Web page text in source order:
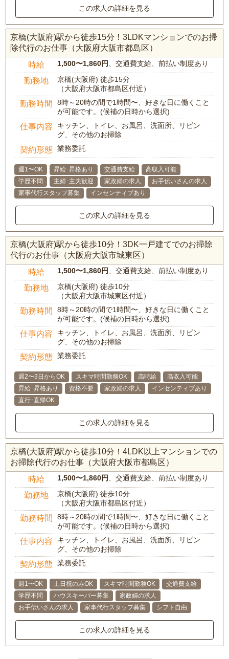
この求人の詳細を見る
京橋(大阪府)駅から徒歩15分！3LDKマンションでのお掃
除代行のお仕事（大阪府大阪市都島区）
時給 1,500〜1,860円 、交通費支給、前払い制度あり
勤務地
京橋(大阪府) 徒歩15分
（大阪府大阪市都島区付近）
勤務時間
8時～20時の間で1時間〜、好きな日に働くこと
が可能です。(候補の日時から選択)
仕事内容
キッチン、トイレ、お風呂、洗面所、リビン
グ、その他のお掃除
契約形態 業務委託
週1〜OK 昇給･昇格あり 交通費支給
高収入可能
学歴不問
主婦･主夫歓迎 家政婦の求人
お手伝いさんの求人
家事代行スタッフ募集
インセンティブあり
この求人の詳細を見る
京橋(大阪府)駅から徒歩10分！3DK一戸建てでのお掃除
代行のお仕事（大阪府大阪市城東区）
時給 1,500〜1,860円 、交通費支給、前払い制度あり
勤務地
京橋(大阪府) 徒歩10分
（大阪府大阪市城東区付近）
勤務時間
8時～20時の間で1時間〜、好きな日に働くこと
が可能です。(候補の日時から選択)
仕事内容
キッチン、トイレ、お風呂、洗面所、リビン
グ、その他のお掃除
契約形態 業務委託
週2〜3日からOK スキマ時間勤務OK 高時給
高収入可能
昇給･昇格あり
資格不要 家政婦の求人
インセンティブあり
直行･直帰OK
この求人の詳細を見る
京橋(大阪府)駅から徒歩10分！4LDK以上マンションでの
お掃除代行のお仕事（大阪府大阪市都島区）
時給 1,500〜1,860円 、交通費支給、前払い制度あり
勤務地
京橋(大阪府) 徒歩10分
（大阪府大阪市都島区付近）
勤務時間
8時～20時の間で1時間〜、好きな日に働くこと
が可能です。(候補の日時から選択)
仕事内容
キッチン、トイレ、お風呂、洗面所、リビン
グ、その他のお掃除
契約形態 業務委託
週1〜OK 土日祝のみOK スキマ時間勤務OK
交通費支給
学歴不問
ハウスキーパー募集
家政婦の求人
お手伝いさんの求人
家事代行スタッフ募集 シフト自由
この求人の詳細を見る